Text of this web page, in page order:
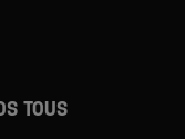
TOUS